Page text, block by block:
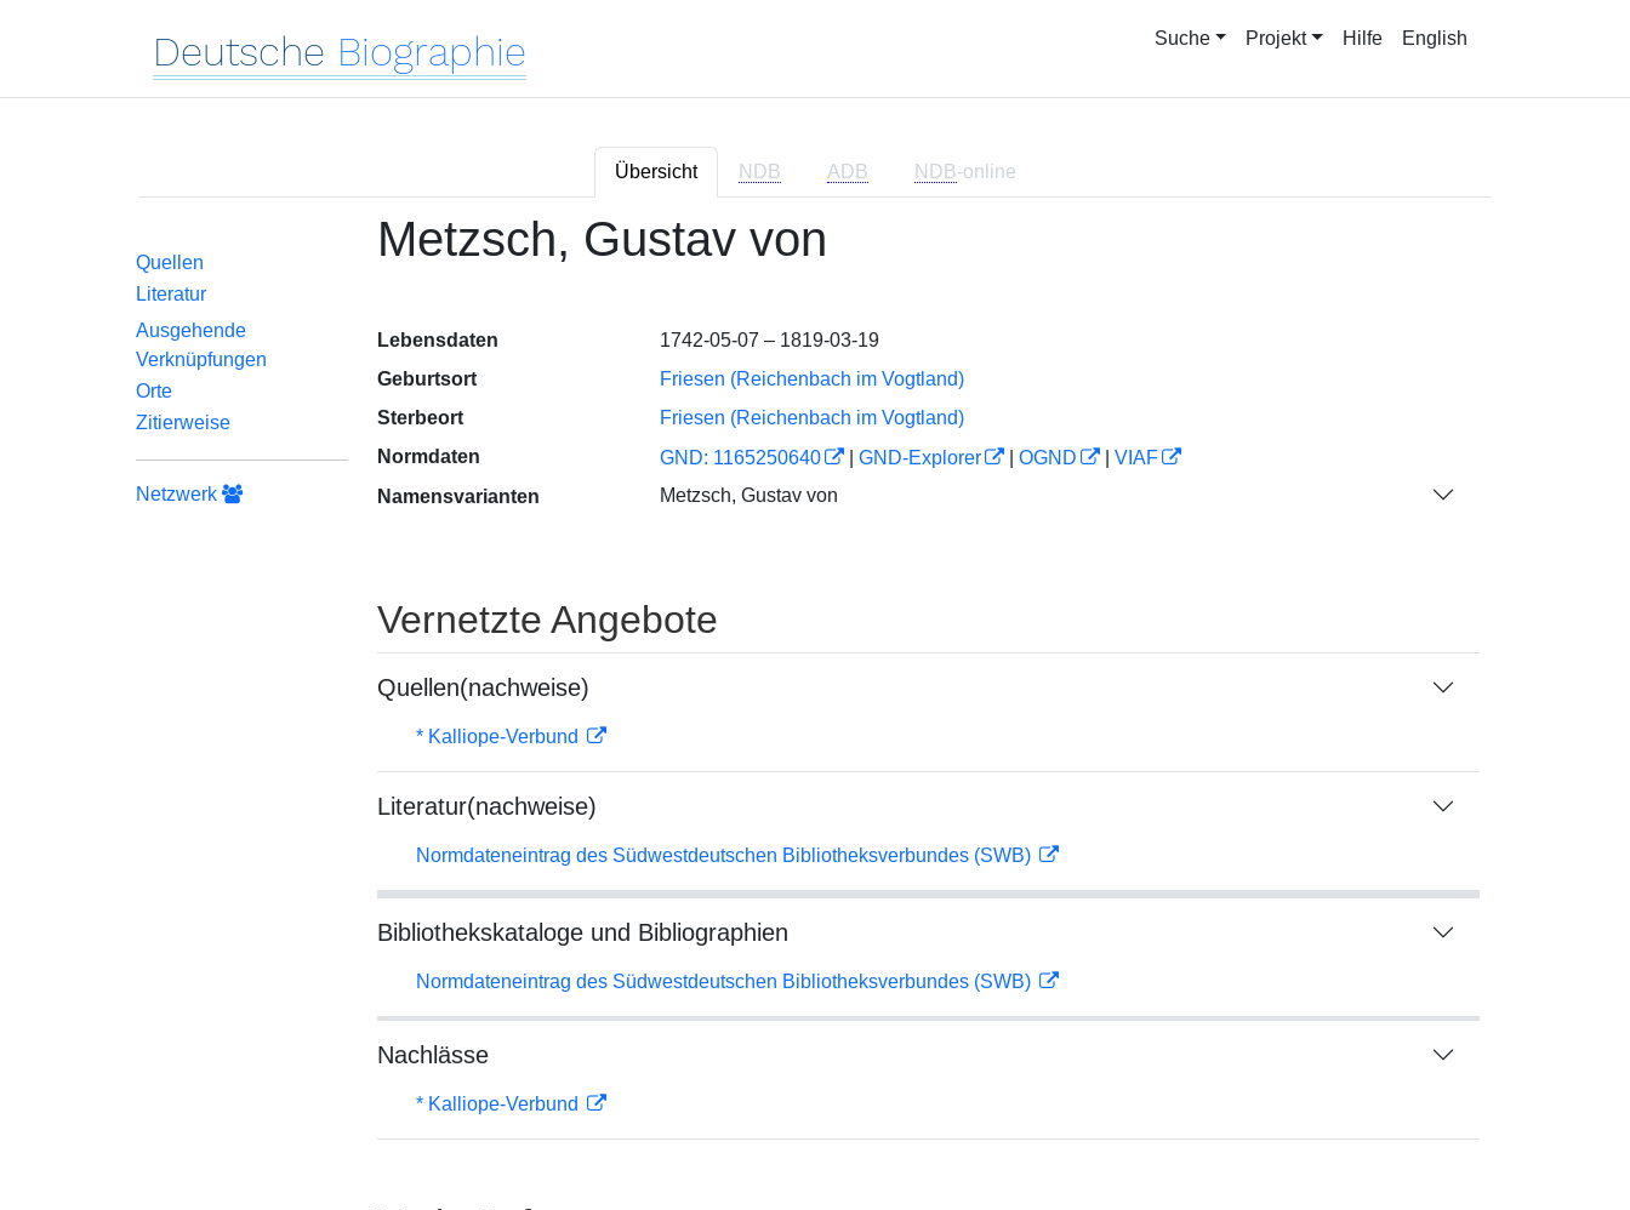
Deutsche Biographie Suche Projekt Hilfe English
Übersicht NDB ADB NDB-online
Quellen
Literatur
Ausgehende
Verknüpfungen
Orte
Zitierweise
Netzwerk
Metzsch, Gustav von
Lebensdaten
1742-05-07 – 1819-03-19
Geburtsort
Friesen (Reichenbach im Vogtland)
Sterbeort
Friesen (Reichenbach im Vogtland)
Normdaten
GND: 1165250640 GND-Explorer OGND
VIAF
Namensvarianten
Metzsch, Gustav von
Vernetzte Angebote
Quellen(nachweise)
* Kalliope-Verbund
Literatur(nachweise)
Normdateneintrag des Südwestdeutschen Bibliotheksverbundes (SWB)
Bibliothekskataloge und Bibliographien
Normdateneintrag des Südwestdeutschen Bibliotheksverbundes (SWB)
Nachlässe
* Kalliope-Verbund